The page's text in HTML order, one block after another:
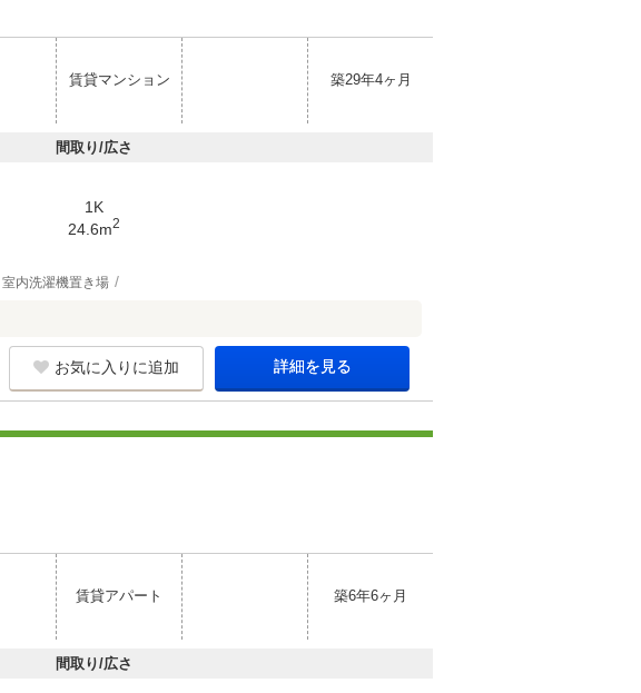
賃貸マンション 築29年4ヶ月
間取り/広さ
1K
24.6m2
室内洗濯機置き場
お気に入りに追加 詳細を見る
賃貸アパート 築6年6ヶ月
間取り/広さ